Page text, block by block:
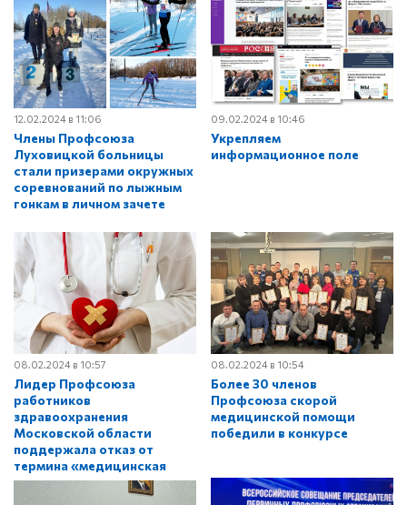
12.02.2024 в 11:06
Члены Профсоюза
Луховицкой больницы
стали призерами окружных
соревнований по лыжным
гонкам в личном зачете
09.02.2024 в 10:46
Укрепляем
информационное поле
08.02.2024 в 10:57
Лидер Профсоюза
работников
здравоохранения
Московской области
поддержала отказ от
термина «медицинская
услуга»
08.02.2024 в 10:54
Более 30 членов
Профсоюза скорой
медицинской помощи
победили в конкурсе